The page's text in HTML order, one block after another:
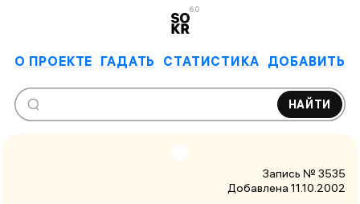
6.0
О ПРОЕКТЕ ГАДАТЬ СТАТИСТИКА ДОБАВИТЬ
НАЙТИ
Запись № 3535
Добавлена 11.10.2002